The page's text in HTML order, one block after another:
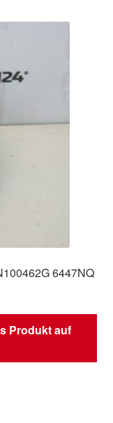
6447NQ
Produkt auf